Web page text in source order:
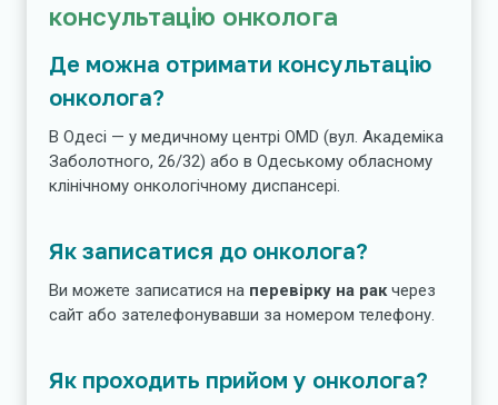
консультацію онколога
Де можна отримати консультацію
онколога?
В Одесі — у медичному центрі OMD (вул. Академіка
Заболотного, 26/32) або в Одеському обласному
клінічному онкологічному диспансері.
Як записатися до онколога?
Ви можете записатися на перевірку на ракчерез
сайт або зателефонувавши за номером телефону.
Як проходить прийом у онколога?